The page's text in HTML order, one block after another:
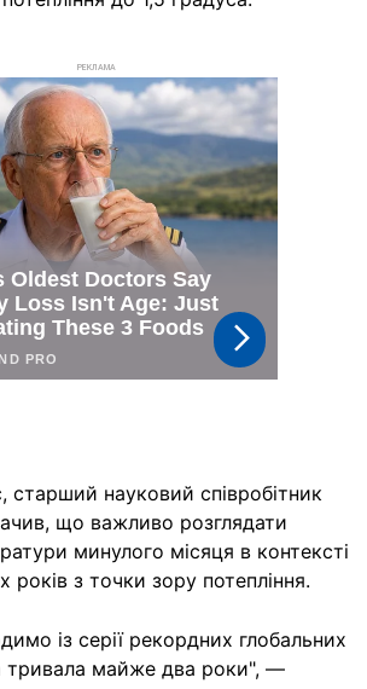
РЕКЛАМА
науковий співробітник
що важливо розглядати
минулого місяця в контексті
років з точки зору потепління.
із серії рекордних глобальних
тривала майже два роки", —